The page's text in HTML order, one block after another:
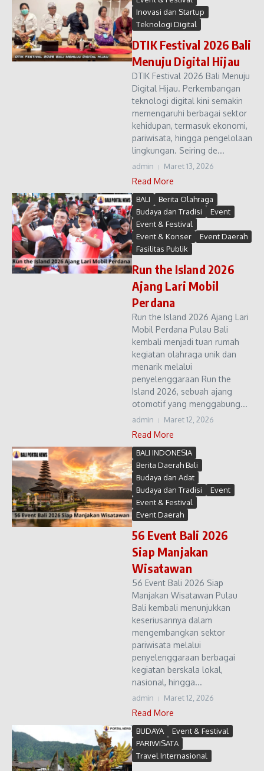
Inovasi dan Startup
Teknologi Digital
DTIK Festival 2026 Bali
Menuju Digital Hijau
DTIK Festival 2026 Bali Menuju
Digital Hijau. Perkembangan
teknologi digital kini semakin
memengaruhi berbagai sektor
kehidupan, termasuk ekonomi,
pariwisata, hingga pengelolaan
lingkungan. Seiring de...
admin Maret 13, 2026
Read More
BALI
Berita Olahraga
Budaya dan Tradisi
Event
Event & Festival
Event & Konser
Event Daerah
Fasilitas Publik
Run the Island 2026
Ajang Lari Mobil
Perdana
Run the Island 2026 Ajang Lari
Mobil Perdana Pulau Bali
kembali menjadi tuan rumah
kegiatan olahraga unik dan
menarik melalui
penyelenggaraan Run the
Island 2026, sebuah ajang
otomotif yang menggabung...
admin Maret 12, 2026
Read More
BALI INDONESIA
Berita Daerah Bali
Budaya dan Adat
Budaya dan Tradisi
Event
Event & Festival
Event Daerah
56 Event Bali 2026
Siap Manjakan
Wisatawan
56 Event Bali 2026 Siap
Manjakan Wisatawan Pulau
Bali kembali menunjukkan
keseriusannya dalam
mengembangkan sektor
pariwisata melalui
penyelenggaraan berbagai
kegiatan berskala lokal,
nasional, hingga...
admin Maret 12, 2026
Read More
BUDAYA
Event & Festival
PARIWISATA
Travel Internasional